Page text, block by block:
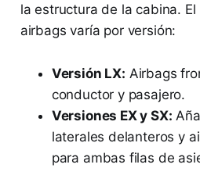
la estructura de la cabina.
airbags varía por versión:
Versión LX: Airbags
conductor y pasajero.
Versiones EX y SX:
laterales delanteros y
para ambas filas de